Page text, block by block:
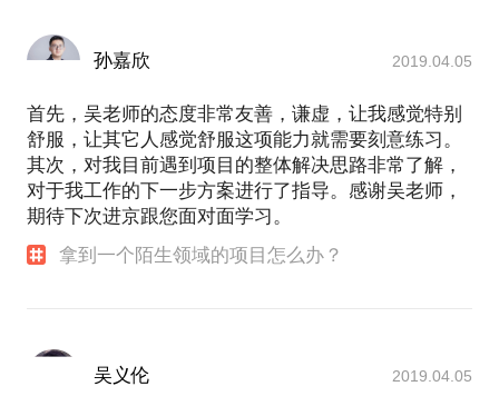
孙嘉欣 2019.04.05
首先，吴老师的态度非常友善，谦虚，让我感觉特别
舒服，让其它人感觉舒服这项能力就需要刻意练习。
其次，对我目前遇到项目的整体解决思路非常了解，
对于我工作的下一步方案进行了指导。感谢吴老师，
期待下次进京跟您面对面学习。
拿到一个陌生领域的项目怎么办？
吴义伦 2019.04.05